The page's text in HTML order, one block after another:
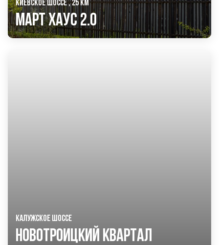
КИЕВСКОЕ ШОССЕ , 25 КМ
Март Хаус 2.0
КАЛУЖСКОЕ ШОССЕ
Новотроицкий Квартал